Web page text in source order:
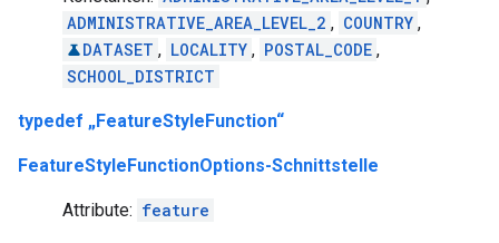
ADMINISTRATIVE_AREA_LEVEL_2 , COUNTRY ,
DATASET , LOCALITY , POSTAL_CODE ,
SCHOOL_DISTRICT
typedef „FeatureStyleFunction“
FeatureStyleFunctionOptions-Schnittstelle
Attribute: feature